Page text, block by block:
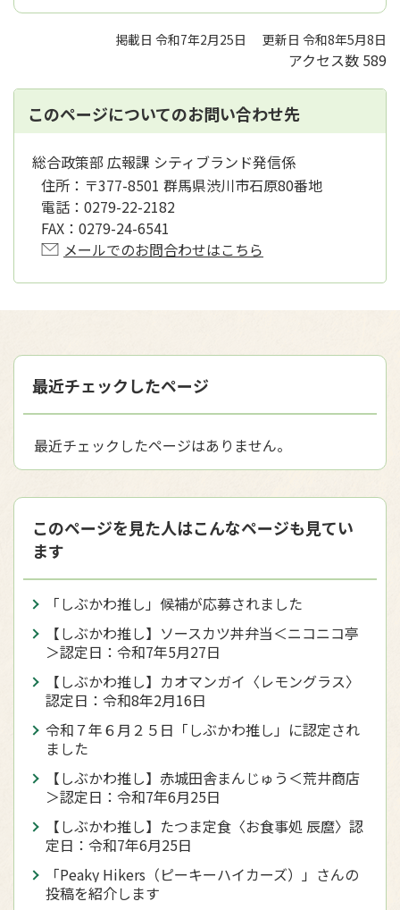
掲載日 令和7年2月25日 更新日 令和8年5月8日
アクセス数 589
このページについてのお問い合わせ先
総合政策部 広報課 シティブランド発信係
住所： 〒377-8501 群馬県渋川市石原80番地
電話： 0279-22-2182
FAX： 0279-24-6541
メールでのお問合わせはこちら
最近チェックしたページ
最近チェックしたページはありません。
このページを見た人はこんなページも見てい
ます
「しぶかわ推し」候補が応募されました
【しぶかわ推し】ソースカツ丼弁当＜ニコニコ亭
＞認定日：令和7年5月27日
【しぶかわ推し】カオマンガイ〈レモングラス〉
認定日：令和8年2月16日
令和７年６月２５日「しぶかわ推し」に認定され
ました
【しぶかわ推し】赤城田舎まんじゅう＜荒井商店
＞認定日：令和7年6月25日
【しぶかわ推し】たつま定食〈お食事処 辰麿〉認
定日：令和7年6月25日
「Peaky Hikers（ピーキーハイカーズ）」さんの
投稿を紹介します